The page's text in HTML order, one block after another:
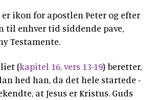
er ikon for apostlen Peter og efter
til enhver tid siddende pave,
Testamente.
(kapitel 16, vers 13-19) beretter,
hed han, da det hele startede -
at Jesus er Kristus. Guds